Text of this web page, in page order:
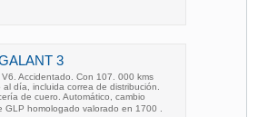
3
Accidentado. Con 107. 000 kms
al día, incluida correa de distribución.
de cuero. Automático, cambio
GLP homologado valorado en 1700 .